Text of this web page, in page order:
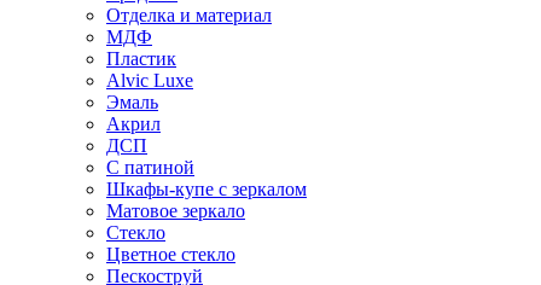
Отделка и материал
МДФ
Пластик
Alvic Luxe
Эмаль
Акрил
ДСП
С патиной
Шкафы-купе с зеркалом
Матовое зеркало
Стекло
Цветное стекло
Пескоструй